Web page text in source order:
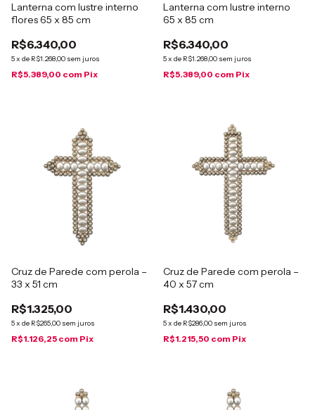
Lanterna com lustre interno
flores 65 x 85 cm
R$6.340,00
5x de R$1.268,00 sem juros
R$5.389,00 com Pix
Lanterna com lustre interno
65 x 85 cm
R$6.340,00
5x de R$1.268,00 sem juros
R$5.389,00 com Pix
Cruz de Parede com perola –
33 x 51 cm
R$1.325,00
5x de R$265,00 sem juros
R$1.126,25 com Pix
Cruz de Parede com perola –
40 x 57 cm
R$1.430,00
5x de R$286,00 sem juros
R$1.215,50 com Pix